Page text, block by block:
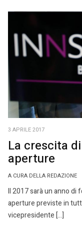
3 APRILE 2017
La crescita
aperture
A CURA DELLA REDAZIONE
Il 2017 sarà un anno di
aperture previste in
vicepresidente […]